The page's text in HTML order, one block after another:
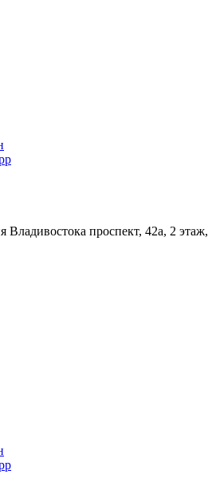
Владивостока проспект, 42а, 2 этаж,